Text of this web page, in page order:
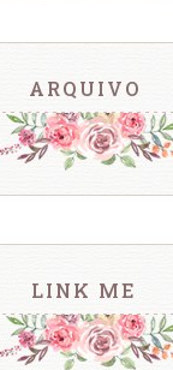
ARQUIVO
LINK ME